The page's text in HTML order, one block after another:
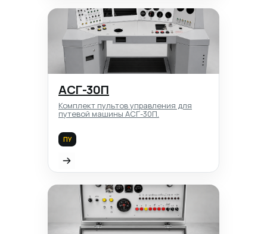
АСГ-30П
Комплект пультов управления для
путевой машины АСГ-30П.
ПУ